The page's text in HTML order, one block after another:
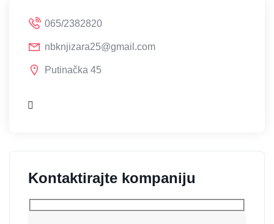
065/2382820
nbknjizara25@gmail.com
Putinačka 45
Kontaktirajte kompaniju